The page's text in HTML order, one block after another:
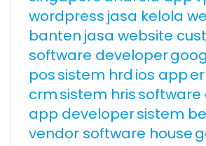
wordpress jasa kelola
banten jasa website
software developer
possistem hrd ios app
crmsistem hrissoftware
app developersistem
vendor software house